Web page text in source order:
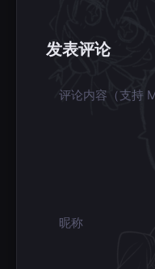
发表评论
评论内容
昵称